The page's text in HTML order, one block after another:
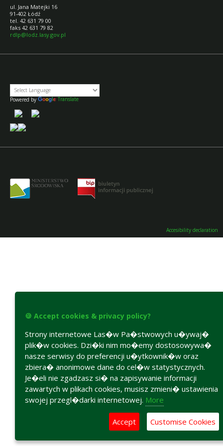
ul. Jana Matejki 16
91-402 Łódź
tel. 42 631 79 00
faks 42 631 79 82
rdlp@lodz.lasy.gov.pl
Powered by Translate
Accesibility declaration
🍪 Accept cookies & privacy policy?
Strony internetowe Las�w Pa�stwowych u�ywaj�
plik�w cookies. Dzi�ki nim mo�emy dostosowywa�
nasze serwisy do preferencji u�ytkownik�w oraz
zbiera� anonimowe dane do cel�w statystycznych.
Je�eli nie zgadzasz si� na zapisywanie informacji
zawartych w plikach cookies, musisz zmieni� ustawienia
swojej przegl�darki internetowej. More
Accept Customise Cookies